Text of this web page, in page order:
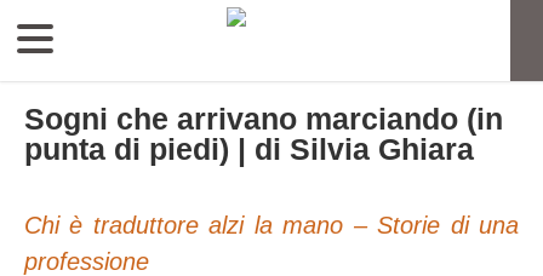
Sogni che arrivano marciando (in
punta di piedi) | di Silvia Ghiara
Chi è traduttore alzi la mano – Storie di una
professione